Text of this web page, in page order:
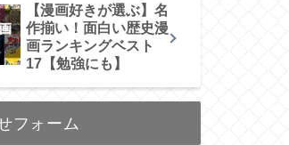
【漫画好きが選ぶ】名
作揃い！面白い歴史漫
画ランキングベスト
17【勉強にも】
フォーム